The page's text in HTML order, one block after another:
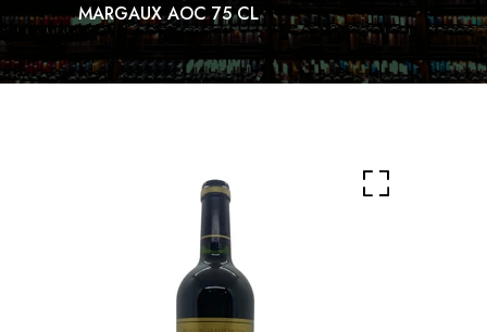
MARGAUX AOC 75 CL